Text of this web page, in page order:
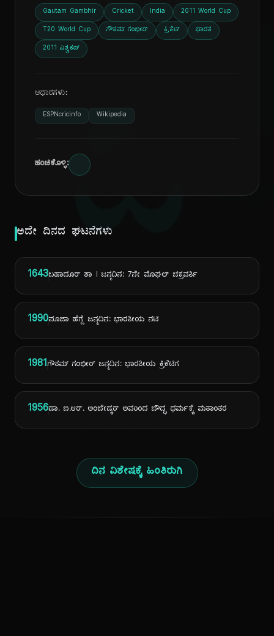
ದಿ
Gautam Gambhir Cricket India 2011 World Cup
T20 World Cup ಗೌತಮ್ ಗಂಭೀರ್ ಕ್ರಿಕೆಟ್ ಭಾರತ
2011 ವಿಶ್ವಕಪ್
ಆಧಾರಗಳು:
ESPNcricinfo Wikipedia
ಹಂಚಿಕೊಳ್ಳಿ:
ಅದೇ ದಿನದ ಘಟನೆಗಳು
1643ಬಹಾದೂರ್ ಶಾ I ಜನ್ಮದಿನ: 7ನೇ ಮೊಘಲ್ ಚಕ್ರವರ್ತಿ
1990ಪೂಜಾ ಹೆಗ್ಡೆ ಜನ್ಮದಿನ: ಭಾರತೀಯ ನಟಿ
1981ಗೌತಮ್ ಗಂಭೀರ್ ಜನ್ಮದಿನ: ಭಾರತೀಯ ಕ್ರಿಕೆಟಿಗ
1956ಡಾ. ಬಿ.ಆರ್. ಅಂಬೇಡ್ಕರ್ ಅವರಿಂದ ಬೌದ್ಧ ಧರ್ಮಕ್ಕೆ ಮತಾಂತರ
ದಿನ ವಿಶೇಷಕ್ಕೆ ಹಿಂತಿರುಗಿ